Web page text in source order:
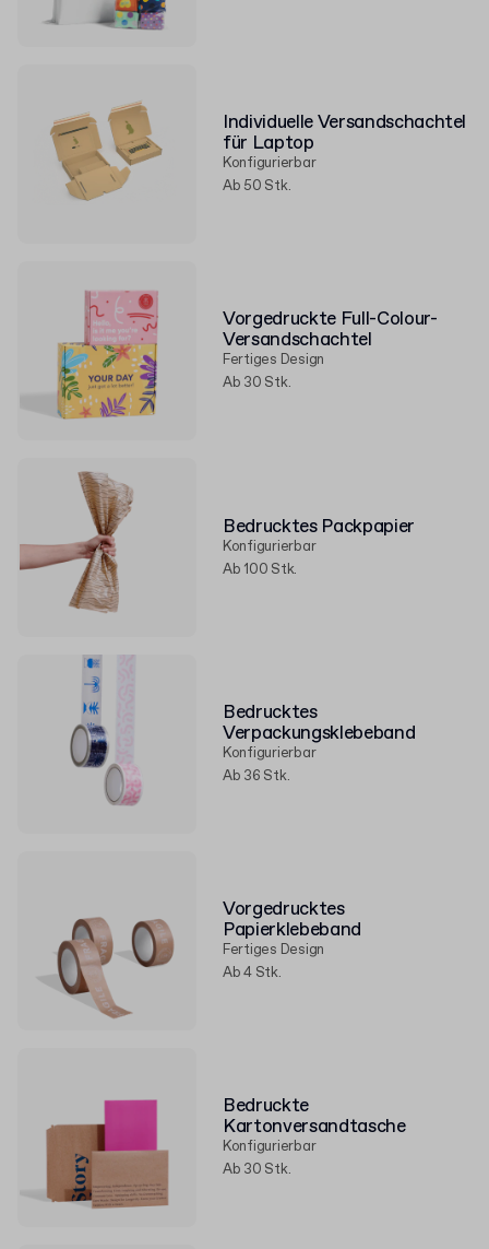
Individuelle Versandschachtel
für Laptop
Konfigurierbar
Ab 50 Stk.
Vorgedruckte Full-Colour-
Versandschachtel
Fertiges Design
Ab 30 Stk.
Bedrucktes Packpapier
Konfigurierbar
Ab 100 Stk.
Bedrucktes
Verpackungsklebeband
Konfigurierbar
Ab 36 Stk.
Vorgedrucktes
Papierklebeband
Fertiges Design
Ab 4 Stk.
Bedruckte
Kartonversandtasche
Konfigurierbar
Ab 30 Stk.